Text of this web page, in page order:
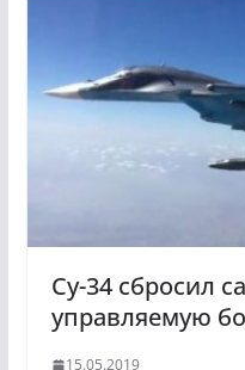
Cу-34 сбросил
управляемую
15.05.2019